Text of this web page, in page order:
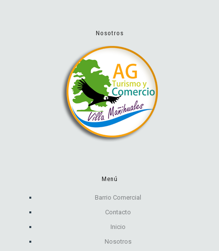
Nosotros
Menú
Barrio Comercial
Contacto
Inicio
Nosotros